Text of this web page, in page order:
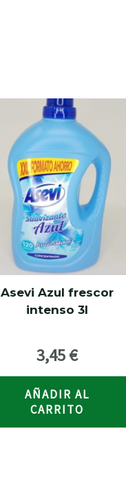
Asevi Azul frescor
intenso 3l
3,45€
AÑADIR AL
CARRITO